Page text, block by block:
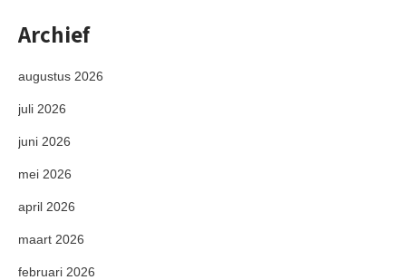
Archief
augustus 2026
juli 2026
juni 2026
mei 2026
april 2026
maart 2026
februari 2026